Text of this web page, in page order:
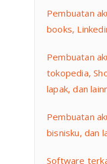
Pembuatan
books,
Pembuatan
tokopedia,
lapak, dan
Pembuatan
bisnisku, dan
Software